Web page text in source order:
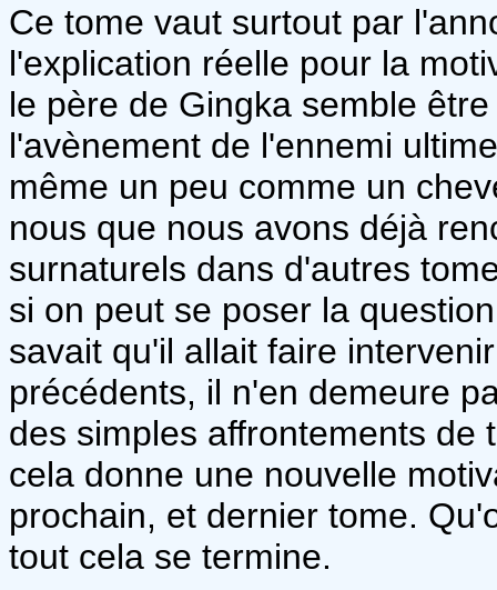
Ce tome vaut surtout par
l'explication réelle pour la
le père de Gingka semble
l'avènement de l'ennemi
même un peu comme un
nous que nous avons déjà
surnaturels dans d'autres
si on peut se poser la
savait qu'il allait faire
précédents, il n'en demeure
des simples affrontements de
cela donne une nouvelle
prochain, et dernier tome.
tout cela se termine.